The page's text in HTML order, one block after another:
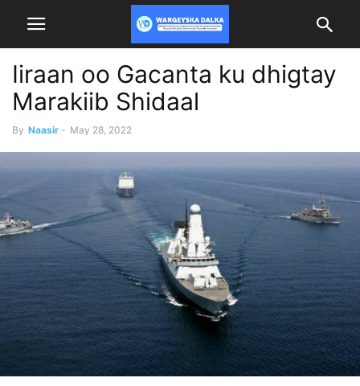
Iiraan oo Gacanta ku dhigtay
Marakiib Shidaal
By Naasir - May 28, 2022